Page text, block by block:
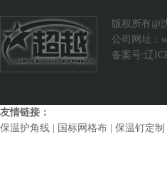
版权所有@
公司网址：
备案号:辽
友情链接：
保温护角线
国标网格布 保温钉定制